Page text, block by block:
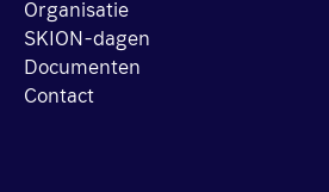
Organisatie
SKION-dagen
Documenten
Contact